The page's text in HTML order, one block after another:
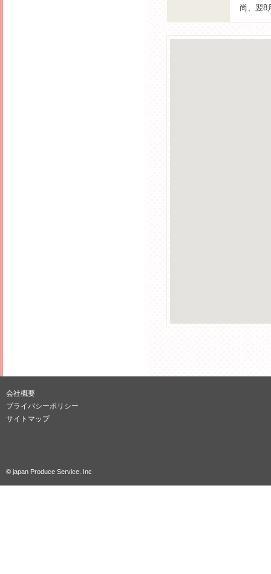
尚、翌8
会社概要
プライバシーポリシー
サイトマップ
© japan Produce Service. Inc